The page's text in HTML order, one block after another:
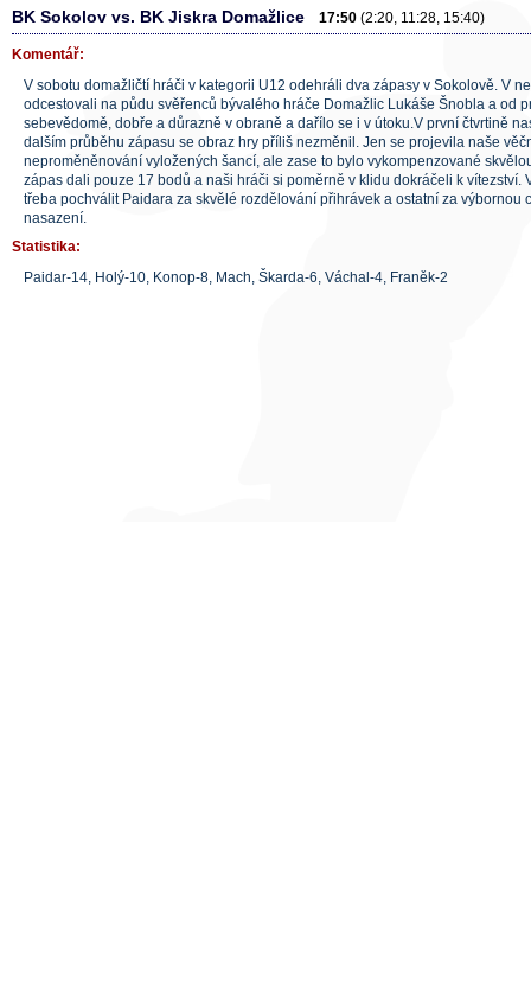
BK Sokolov vs. BK Jiskra Domažlice 17:50 (2:20, 11:28, 15:40)
Komentář:
V sobotu domažličtí hráči v kategorii U12 odehráli dva zápasy v Sokolově. V
odcestovali na půdu svěřenců bývalého hráče Domažlic Lukáše Šnobla a od
sebevědomě, dobře a důrazně v obraně a dařílo se i v útoku.V první čtvrtině
dalším průběhu zápasu se obraz hry příliš nezměnil. Jen se projevila naše
neproměněnování vyložených šancí, ale zase to bylo vykompenzované
zápas dali pouze 17 bodů a naši hráči si poměrně v klidu dokráčeli k vítezství.
třeba pochválit Paidara za skvělé rozdělování přihrávek a ostatní za výbornou
nasazení.
Statistika:
Paidar-14, Holý-10, Konop-8, Mach, Škarda-6, Váchal-4, Franěk-2